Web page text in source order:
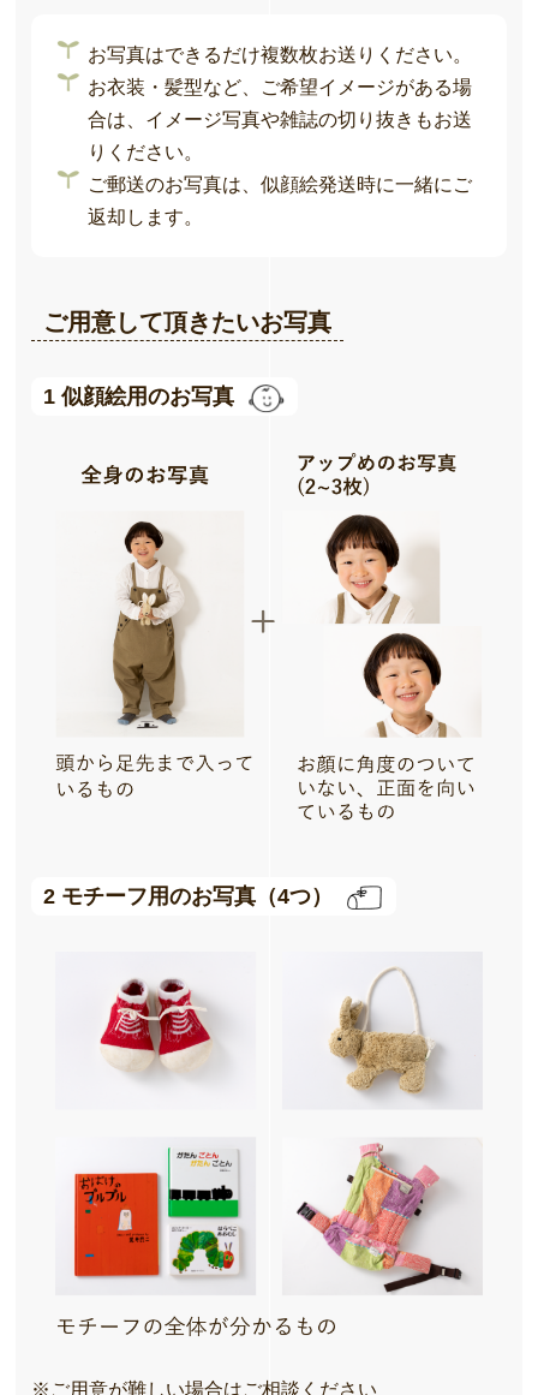
お写真はできるだけ複数枚お送りください。
お衣装・髪型など、ご希望イメージがある場
合は、イメージ写真や雑誌の切り抜きもお送
りください。
ご郵送のお写真は、似顔絵発送時に一緒にご
返却します。
ご用意して頂きたいお写真
1 似顔絵用のお写真
2 モチーフ用のお写真（4つ）
※ご用意が難しい場合はご相談ください